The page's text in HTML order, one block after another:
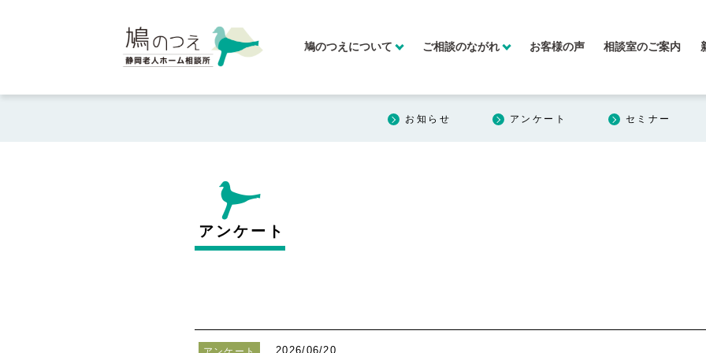
鳩のつえについて ご相談のながれ お客様の声 相談室のご案内
お知らせ アンケート セミナー
アンケート
2026/06/20